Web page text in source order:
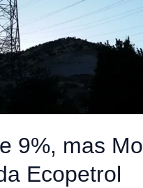
9%, mas
Ecopetrol